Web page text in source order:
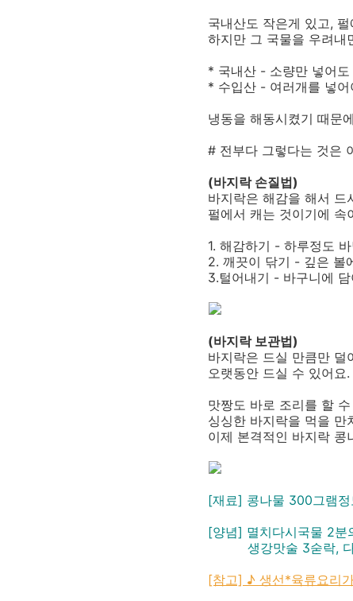
국내산도 작은게 있고,
하지만 그 국물을 우려내
* 국내산 - 소량만 넣어
* 수입산 - 여러개를 넣
냉동을 해동시켰기 때문
# 전부다 그렇다는 것은
(바지락 손질법)
바지락은 해감을 해서 드
펄에서 캐는 것이기에 속
1. 해감하기 - 하루정도
2. 깨끗이 닦기 - 깊은 볼
3.털어내기 - 바구니에
(바지락 보관법)
바지락은 드실 만큼만 덜
오랫동안 드실 수 있어
맛짱도 바로 조리를 할
싱싱한 바지락을 먹을 만
이제 본격적인 바지락 콩
[재료] 콩나물 300그램
[양념] 멸치다시국물 2분
생강맛술 3숟락, 다
[참고] ♪ 생선*육류요리